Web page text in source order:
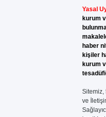
Yasal
kurum
haber
kişiler
kurum
Sitemiz,
ve